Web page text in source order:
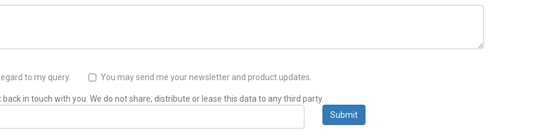
to my query. You may send me your newsletter and product updates.
in touch with you. We do not share, distribute or lease this data to any third party.
Submit